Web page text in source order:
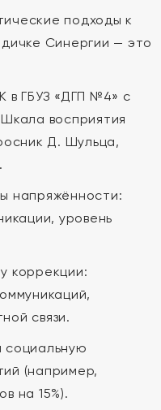
подходы к
Синергии — это
в ГБУЗ «ДГП №4» с
восприятия
Д. Шульца,
напряжённости:
уровень
коррекции:
связи.
социальную
(например,
на 15%).